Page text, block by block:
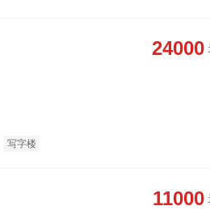
24000
写字楼
11000